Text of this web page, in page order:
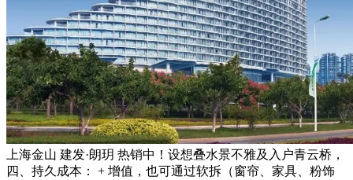
上海金山 建发·朗玥 热销中！设想叠水景不雅及入户青云桥，
四、持久成本： + 增值，也可通过软拆（窗帘、家具、粉饰